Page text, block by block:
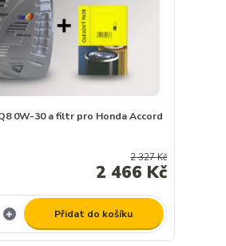
0W-30 a filtr pro Honda Accord
2 327 Kč
2 466 Kč
Přidat do košíku